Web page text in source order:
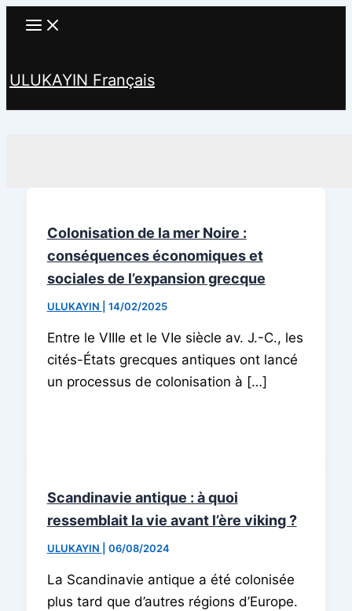
Aller
ULUKAYIN Français
Colonisation de la mer Noire :
conséquences économiques et
sociales de l’expansion grecque
ULUKAYIN 14/02/2025
Entre le VIIIe et le VIe siècle av. J.-C., les
cités-États grecques antiques ont lancé
un processus de colonisation à […]
Scandinavie antique : à quoi
ressemblait la vie avant l’ère viking ?
ULUKAYIN 06/08/2024
La Scandinavie antique a été colonisée
plus tard que d’autres régions d’Europe.